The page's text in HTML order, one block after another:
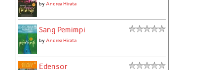
byAndrea Hirata
Sang Pemimpi
byAndrea Hirata
Edensor